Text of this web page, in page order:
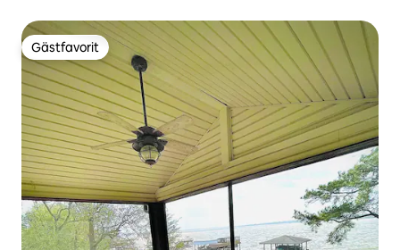
Gästfavorit
Gästfavorit